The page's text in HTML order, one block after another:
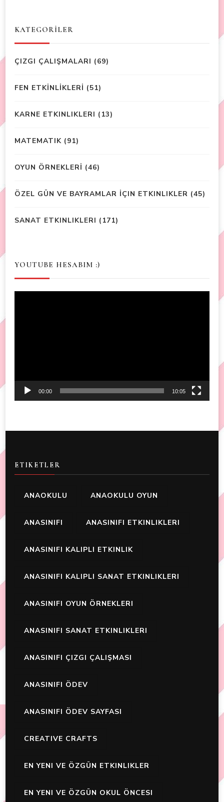
KATEGORİLER
ÇIZGI ÇALIŞMALARI (69)
FEN ETKİNLİKLERİ (51)
KARNE ETKINLIKLERI (13)
MATEMATIK (91)
OYUN ÖRNEKLERİ (46)
ÖZEL GÜN VE BAYRAMLAR İÇIN ETKINLIKLER (45)
SANAT ETKINLIKLERI (171)
YOUTUBE HESABIM :)
00:00 10:05
ETIKETLER
ANAOKULU ANAOKULU OYUN
ANASINIFI ANASINIFI ETKINLIKLERI
ANASINIFI KALIPLI ETKINLIK
ANASINIFI KALIPLI SANAT ETKINLIKLERI
ANASINIFI OYUN ÖRNEKLERI
ANASINIFI SANAT ETKINLIKLERI
ANASINIFI ÇIZGI ÇALIŞMASI
ANASINIFI ÖDEV
ANASINIFI ÖDEV SAYFASI
CREATIVE CRAFTS
EN YENI VE ÖZGÜN ETKINLIKLER
EN YENI VE ÖZGÜN OKUL ÖNCESI